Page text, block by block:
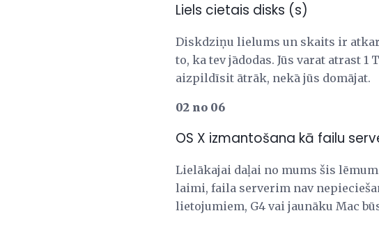
Liels cietais disks (s)
Diskdziņu lielums un skaits ir
to, ka tev jādodas. Jūs varat atrast
aizpildīsit ātrāk, nekā jūs domājat.
02 no 06
OS X izmantošana kā failu
Lielākajai daļai no mums šis
laimi, faila serverim nav
lietojumiem, G4 vai jaunāku Mac